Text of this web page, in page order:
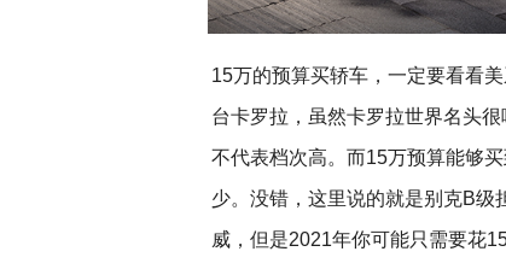
15万的预算买轿车，一定要看看
台卡罗拉，虽然卡罗拉世界名头
不代表档次高。而15万预算能够
少。没错，这里说的就是别克B
威，但是2021年你可能只需要花